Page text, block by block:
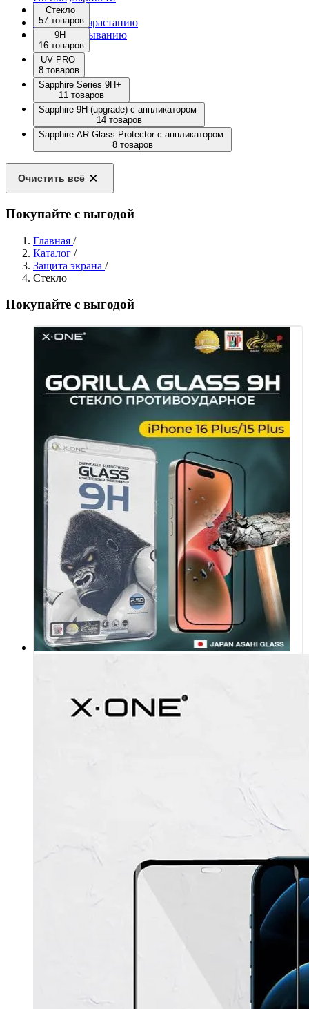
По новизне
Цена: по возрастанию
Цена: по убыванию
Стекло
57 товаров
9H
16 товаров
UV PRO
8 товаров
Sapphire Series 9H+
11 товаров
Sapphire 9H (upgrade) с аппликатором
14 товаров
Sapphire AR Glass Protector с аппликатором
8 товаров
Очистить всё
Покупайте с выгодой
Главная /
Каталог /
Защита экрана /
Стекло
Покупайте с выгодой